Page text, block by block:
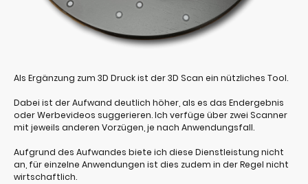
Als Ergänzung zum 3D Druck ist der 3D Scan ein nützliches Tool.
Dabei ist der Aufwand deutlich höher, als es das Endergebnis
oder Werbevideos suggerieren. Ich verfüge über zwei Scanner
mit jeweils anderen Vorzügen, je nach Anwendungsfall.
Aufgrund des Aufwandes biete ich diese Dienstleistung nicht
an, für einzelne Anwendungen ist dies zudem in der Regel nicht
wirtschaftlich.